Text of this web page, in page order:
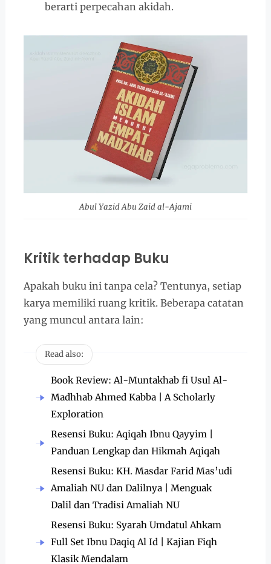
berarti perpecahan akidah.
Abul Yazid Abu Zaid al-Ajami
Kritik terhadap Buku
Apakah buku ini tanpa cela? Tentunya, setiap
karya memiliki ruang kritik. Beberapa catatan
yang muncul antara lain:
Read also:
Book Review: Al-Muntakhab fi Usul Al-
Madhhab Ahmed Kabba | A Scholarly
Exploration
Resensi Buku: Aqiqah Ibnu Qayyim |
Panduan Lengkap dan Hikmah Aqiqah
Resensi Buku: KH. Masdar Farid Mas’udi
Amaliah NU dan Dalilnya | Menguak
Dalil dan Tradisi Amaliah NU
Resensi Buku: Syarah Umdatul Ahkam
Full Set Ibnu Daqiq Al Id | Kajian Fiqh
Klasik Mendalam